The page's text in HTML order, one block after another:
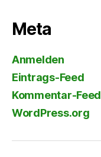
Meta
Anmelden
Eintrags-Feed
Kommentar-Feed
WordPress.org